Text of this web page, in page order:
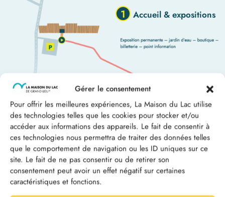
Gérer le consentement
Pour offrir les meilleures expériences, La Maison du Lac utilise
des technologies telles que les cookies pour stocker et/ou
accéder aux informations des appareils. Le fait de consentir à
ces technologies nous permettra de traiter des données telles
que le comportement de navigation ou les ID uniques sur ce
site. Le fait de ne pas consentir ou de retirer son
consentement peut avoir un effet négatif sur certaines
caractéristiques et fonctions.
1 Accueil & expositions
La balade 2
sonore
Le Pavillon 3